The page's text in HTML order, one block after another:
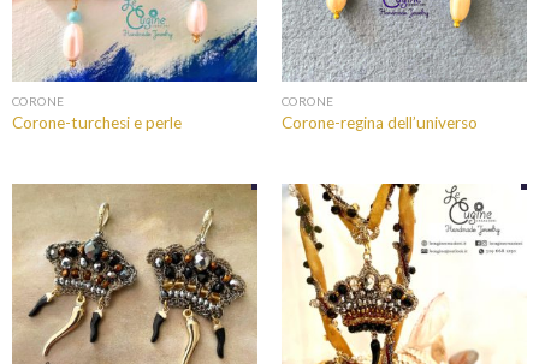
CORONE
Corone-turchesi e perle
CORONE
Corone-regina dell’universo